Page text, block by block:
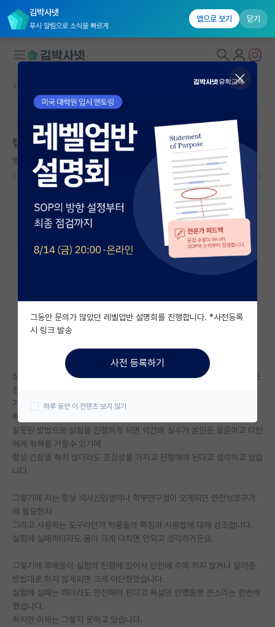
김박사넷
푸시 알림으로 소식을 빠르게
앱으로 보기 닫기
대학원생 모집
국내대학원 정보
연구실&오픈랩
커뮤니티
커뮤니티 홈
전체글보기
베스트 게시판
자유 게시판(아무개랩)
미국 유학 게시판
미국 대학원 합격 후기 게시판
대학원생 모집 게시판
연구실(PI) 홍보 게시판
석박사 채용 정보 게시판
학부 인턴 게시판
취업 게시판
임용 후기 게시판
PI 전용 게시판
인문사회 계열 게시판
특수/전문대학원 게시판
커뮤니티 홈
본문이 수정되지 않는 박제글입니다.
랩장을 오래 해보면서
멍때리는 임마누엘 칸트
2024.01.21 4537
상당수의 실험은 위험성이 있기때문에 기기나 도구 그리고 시약의 사용법은
정확히 알고 사용해야 한다고 생각합니다
기억은 왜곡될 가능성이 높기때문에 연구노트에 적어두거나 저장매체를 통
해 기록하여 잊어버리지 않도록 하여야 한다고 생각합니다.
잘못된 방법으로 실험을 진행하게 되면 약간의 실수가 본인은 물론이고 타인
에게 위해를 가할수 있기에
항상 긴장을 하지 않더라도 조심성을 가지고 진행해야 된다고 생각하고 있습
니다.
그렇기에 저는 항상 석사신입생이나 학부연구생이 오게되면 안전보호구가
왜 필요한지
그리고 사용하는 도구라던가 약품들의 특징과 사용법에 대해 강조합니다.
실험에 실패하더라도 몸이 크게 다치면 안되고 생각하거든요.
그렇기에 후배들이 실험의 진행에 있어서 안전에 주의 하지 않거나 알려준
방법대로 하지 않게되면 크게 야단쳤었습니다.
실험에 실패는 하더라도 안전해야 된다고 욕설만 안했을뿐 큰소리는 한번씩
했습니다.
하지만 이제는 그렇지 못하고 있습니다.
그동안 문의가 많았던 레벨업반 설명회를 진행합니다. *사전등록
시 링크 발송
사전 등록하기
하루 동안 이 컨텐츠 보지 않기